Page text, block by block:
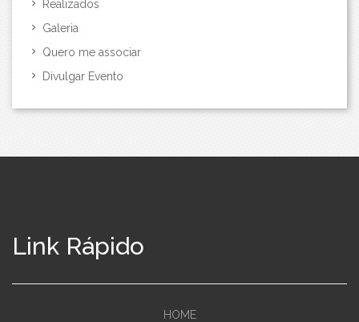
Realizados
Galeria
Quero me associar
Divulgar Evento
Link Rápido
HOME